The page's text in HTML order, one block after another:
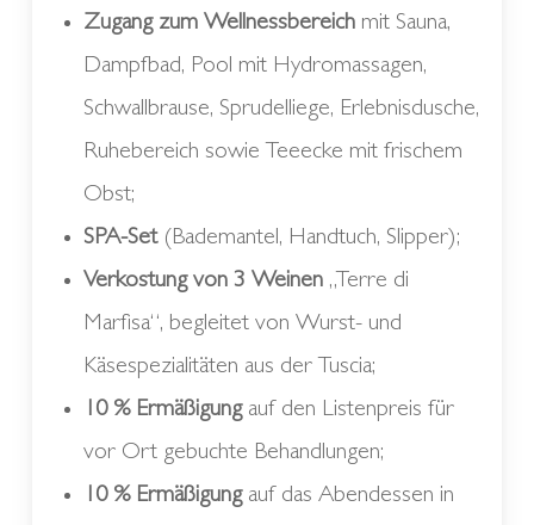
Zugang zum Wellnessbereich mit Sauna,
Dampfbad, Pool mit Hydromassagen,
Schwallbrause, Sprudelliege, Erlebnisdusche,
Ruhebereich sowie Teeecke mit frischem
Obst;
SPA-Set(Bademantel, Handtuch, Slipper);
Verkostung von 3 Weinen „Terre di
Marfisa“, begleitet von Wurst- und
Käsespezialitäten aus der Tuscia;
10 % Ermäßigungauf den Listenpreis für
vor Ort gebuchte Behandlungen;
10 % Ermäßigungauf das Abendessen in